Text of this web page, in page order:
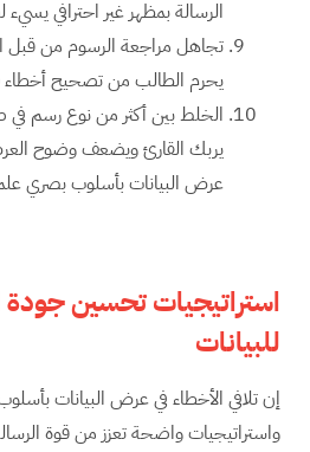
الرسالة بمظهر غير احترافي
تجاهل مراجعة الرسوم من قبل
يحرم الطالب من تصحيح
الخلط بين أكثر من نوع رسم
يربك القارئ ويضعف وضوح
عرض البيانات بأسلوب بصري
استراتيجيات تحسين
للبيانات
إن تلافي الأخطاء في عرض البيانات
واستراتيجيات واضحة تعزز من قوة